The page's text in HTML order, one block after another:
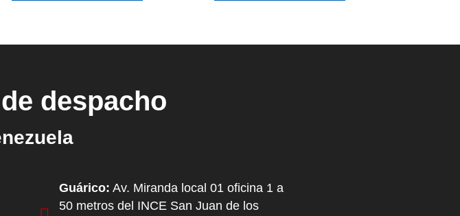
despacho
Guárico: Av. Miranda local 01 oficina 1 a
50 metros del INCE San Juan de los